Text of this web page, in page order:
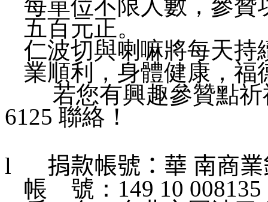
每單位不限人數，參贊
五百元正。
仁波切與喇嘛將每天持
業順利，身體健康，福
若您有興趣參贊點
6125 聯絡！
l
捐款帳號：華 南商
帳
號：149 10 008135